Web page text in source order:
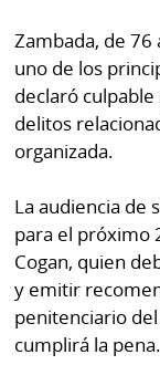
Repregunta
Zambada, de
uno de los
declaró
delitos
organizada.
La audiencia de
para el próximo
Cogan, quien
y emitir
penitenciario
cumplirá la pena.